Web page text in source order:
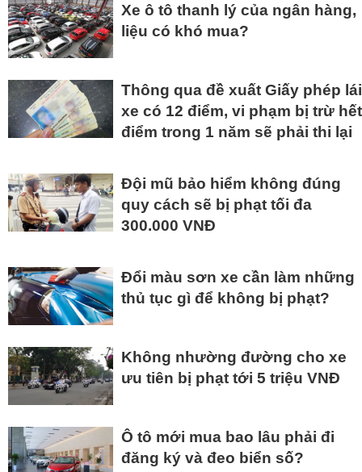
Xe ô tô thanh lý của ngân hàng,
liệu có khó mua?
Thông qua đề xuất Giấy phép lái
xe có 12 điểm, vi phạm bị trừ hết
điểm trong 1 năm sẽ phải thi lại
Đội mũ bảo hiểm không đúng
quy cách sẽ bị phạt tối đa
300.000 VNĐ
Đổi màu sơn xe cần làm những
thủ tục gì để không bị phạt?
Không nhường đường cho xe
ưu tiên bị phạt tới 5 triệu VNĐ
Ô tô mới mua bao lâu phải đi
đăng ký và đeo biển số?